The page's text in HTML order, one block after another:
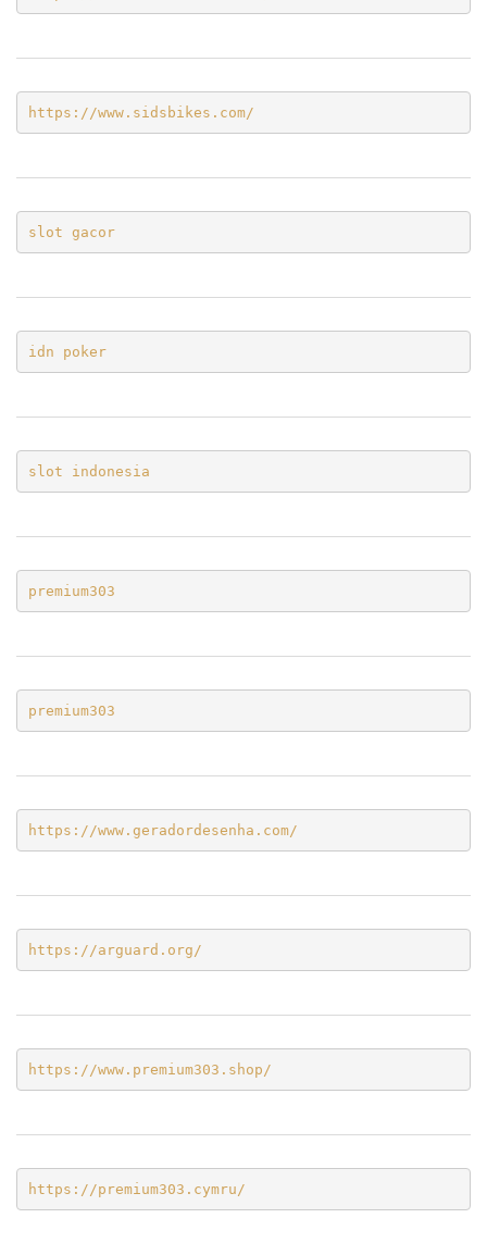
https://www.sidsbikes.com/
slot gacor
idn poker
slot indonesia
premium303
premium303
https://www.geradordesenha.com/
https://arguard.org/
https://www.premium303.shop/
https://premium303.cymru/